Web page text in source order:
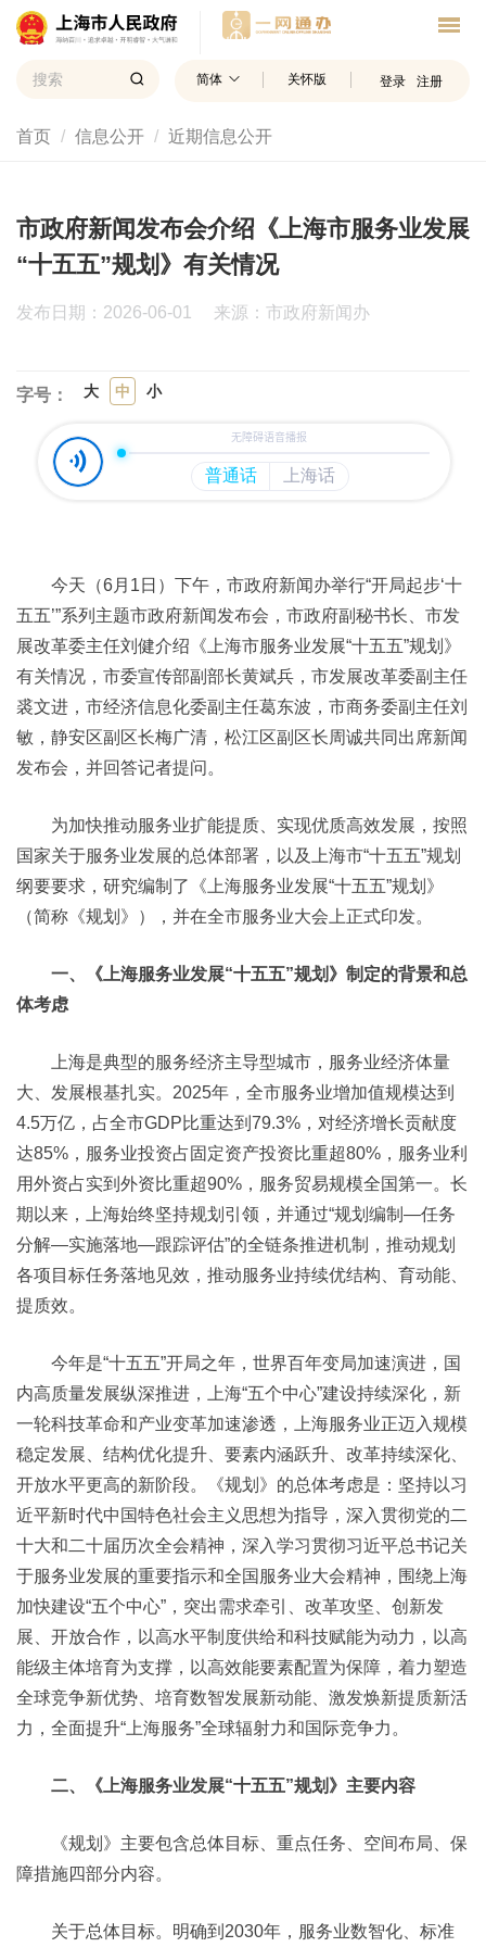
简体 关怀版 登录 注册
首页 信息公开 近期信息公开
市政府新闻发布会介绍《上海市服务业发展
“十五五”规划》有关情况
发布日期：2026-06-01 来源：市政府新闻办
字号： 大 中 小
今天（6月1日）下午，市政府新闻办举行“开局起步‘十
五五’”系列主题市政府新闻发布会，市政府副秘书长、市发
展改革委主任刘健介绍《上海市服务业发展“十五五”规划》
有关情况，市委宣传部副部长黄斌兵，市发展改革委副主任
裘文进，市经济信息化委副主任葛东波，市商务委副主任刘
敏，静安区副区长梅广清，松江区副区长周诚共同出席新闻
发布会，并回答记者提问。
为加快推动服务业扩能提质、实现优质高效发展，按照
国家关于服务业发展的总体部署，以及上海市“十五五”规划
纲要要求，研究编制了《上海服务业发展“十五五”规划》
（简称《规划》），并在全市服务业大会上正式印发。
一、《上海服务业发展“十五五”规划》制定的背景和总
体考虑
上海是典型的服务经济主导型城市，服务业经济体量
大、发展根基扎实。2025年，全市服务业增加值规模达到
4.5万亿，占全市GDP比重达到79.3%，对经济增长贡献度
达85%，服务业投资占固定资产投资比重超80%，服务业利
用外资占实到外资比重超90%，服务贸易规模全国第一。长
期以来，上海始终坚持规划引领，并通过“规划编制—任务
分解—实施落地—跟踪评估”的全链条推进机制，推动规划
各项目标任务落地见效，推动服务业持续优结构、育动能、
提质效。
今年是“十五五”开局之年，世界百年变局加速演进，国
内高质量发展纵深推进，上海“五个中心”建设持续深化，新
一轮科技革命和产业变革加速渗透，上海服务业正迈入规模
稳定发展、结构优化提升、要素内涵跃升、改革持续深化、
开放水平更高的新阶段。《规划》的总体考虑是：坚持以习
近平新时代中国特色社会主义思想为指导，深入贯彻党的二
十大和二十届历次全会精神，深入学习贯彻习近平总书记关
于服务业发展的重要指示和全国服务业大会精神，围绕上海
加快建设“五个中心”，突出需求牵引、改革攻坚、创新发
展、开放合作，以高水平制度供给和科技赋能为动力，以高
能级主体培育为支撑，以高效能要素配置为保障，着力塑造
全球竞争新优势、培育数智发展新动能、激发焕新提质新活
力，全面提升“上海服务”全球辐射力和国际竞争力。
二、《上海服务业发展“十五五”规划》主要内容
《规划》主要包含总体目标、重点任务、空间布局、保
障措施四部分内容。
关于总体目标。明确到2030年，服务业数智化、标准